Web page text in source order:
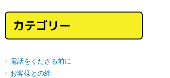
カテゴリー
電話をくださる前に
お客様との絆